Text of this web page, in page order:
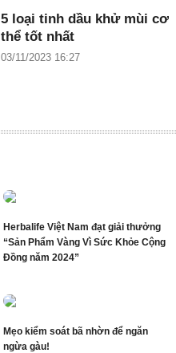
5 loại tinh dầu khử mùi cơ
thể tốt nhất
03/11/2023 16:27
Herbalife Việt Nam đạt giải thưởng
“Sản Phẩm Vàng Vì Sức Khỏe Cộng
Đồng năm 2024”
Mẹo kiểm soát bã nhờn để ngăn
ngừa gàu!